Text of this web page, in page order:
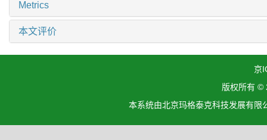
Metrics
本文评价
京
版权所有 ©
本系统由北京玛格泰克科技发展有